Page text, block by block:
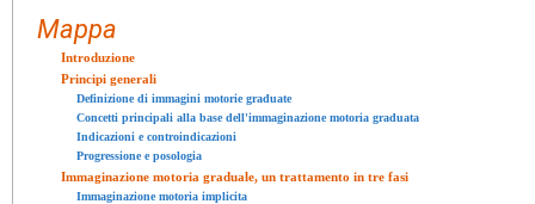
Mappa
Introduzione
Principi generali
Definizione di immagini motorie graduate
Concetti principali alla base dell'immaginazione motoria graduata
Indicazioni e controindicazioni
Progressione e posologia
Immaginazione motoria graduale, un trattamento in tre fasi
Immaginazione motoria implicita